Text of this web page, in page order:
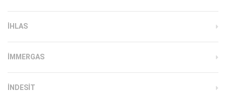
IHLAS
İMMERGAS
INDESIT